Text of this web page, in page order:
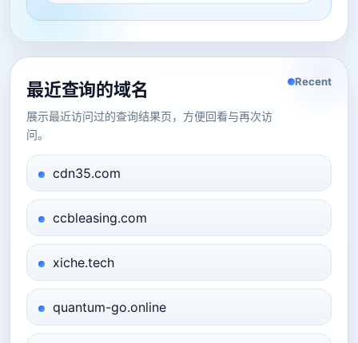
最近查询的域名
展示最近访问过的查询结果页，方便回看与再次访
问。
Recent
cdn35.com
ccbleasing.com
xiche.tech
quantum-go.online